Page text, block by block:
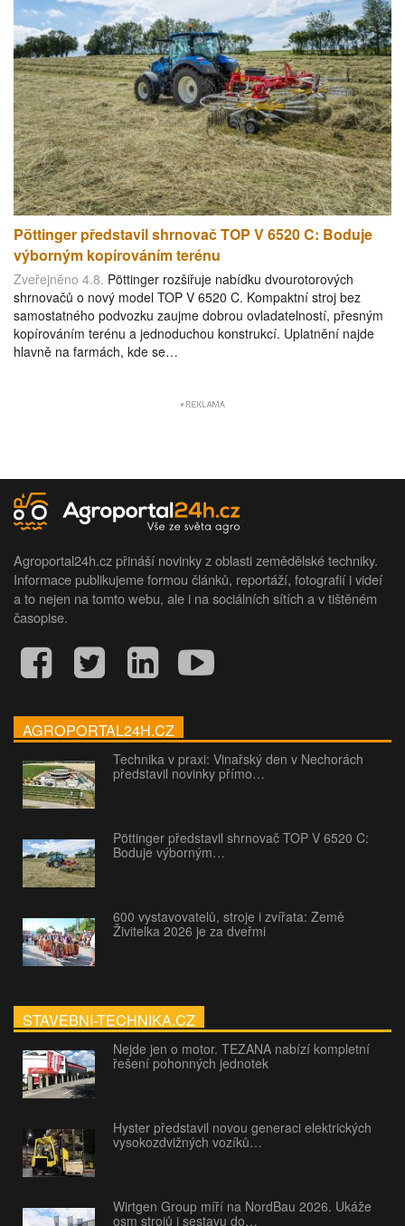
Pöttinger představil shrnovač TOP V 6520 C: Boduje
výborným kopírováním terénu
Zveřejněno 4.8. Pöttinger rozšiřuje nabídku dvourotorových
shrnovačů o nový model TOP V 6520 C. Kompaktní stroj bez
samostatného podvozku zaujme dobrou ovladatelností, přesným
kopírováním terénu a jednoduchou konstrukcí. Uplatnění najde
hlavně na farmách, kde se…
Agroportal24h.cz přináší novinky z oblasti zemědělské techniky.
Informace publikujeme formou článků, reportáží, fotografií i videí
a to nejen na tomto webu, ale i na sociálních sítích a v tištěném
časopise.
AGROPORTAL24H.CZ
Technika v praxi: Vinařský den v Nechorách
představil novinky přímo…
Pöttinger představil shrnovač TOP V 6520 C:
Boduje výborným…
600 vystavovatelů, stroje i zvířata: Země
Živitelka 2026 je za dveřmi
STAVEBNI-TECHNIKA.CZ
Nejde jen o motor. TEZANA nabízí kompletní
řešení pohonných jednotek
Hyster představil novou generaci elektrických
vysokozdvižných vozíků…
Wirtgen Group míří na NordBau 2026. Ukáže
osm strojů i sestavu do…